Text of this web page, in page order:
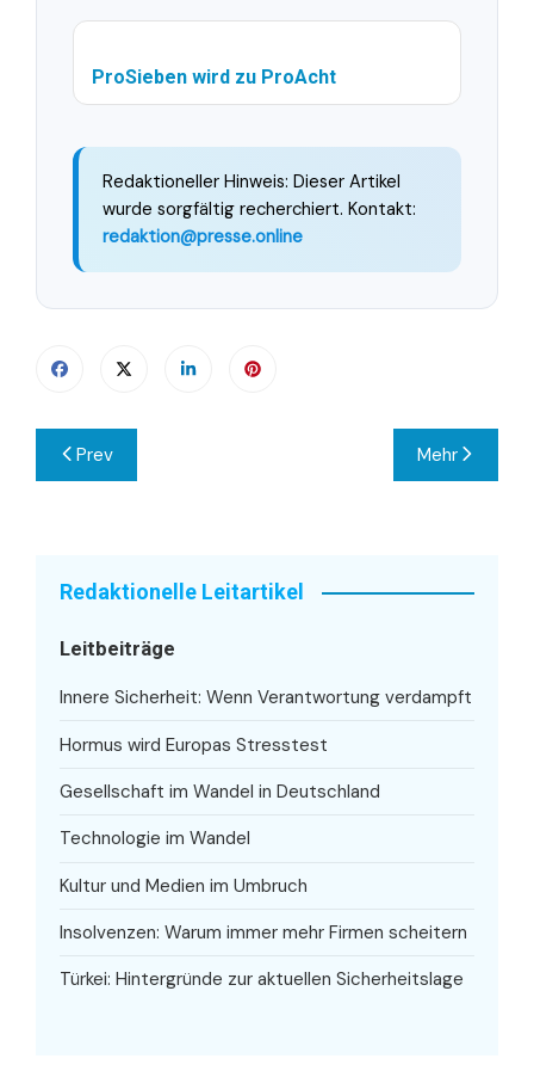
ProSieben wird zu ProAcht
Redaktioneller Hinweis: Dieser Artikel
wurde sorgfältig recherchiert. Kontakt:
redaktion@presse.online
Beitragsnavigation
Prev Mehr
Redaktionelle Leitartikel
Leitbeiträge
Innere Sicherheit: Wenn Verantwortung verdampft
Hormus wird Europas Stresstest
Gesellschaft im Wandel in Deutschland
Technologie im Wandel
Kultur und Medien im Umbruch
Insolvenzen: Warum immer mehr Firmen scheitern
Türkei: Hintergründe zur aktuellen Sicherheitslage